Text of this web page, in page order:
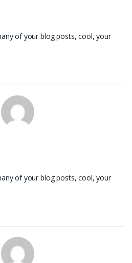
of your blog posts, cool, your
of your blog posts, cool, your